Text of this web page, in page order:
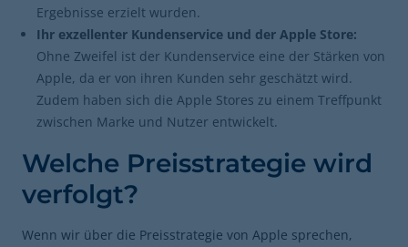
Ergebnisse erzielt wurden.
Ihr exzellenter Kundenservice und der Apple Store:
Ohne Zweifel ist der Kundenservice eine der Stärken von
Apple, da er von ihren Kunden sehr geschätzt wird.
Zudem haben sich die Apple Stores zu einem Treffpunkt
zwischen Marke und Nutzer entwickelt.
Welche Preisstrategie wird
verfolgt?
Wenn wir über die Preisstrategie von Apple sprechen,